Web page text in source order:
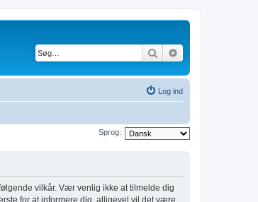
Søg
Log ind
Sprog:
vilkår. Vær venlig ikke at tilmelde dig
for at informere dig, alligevel vil det være